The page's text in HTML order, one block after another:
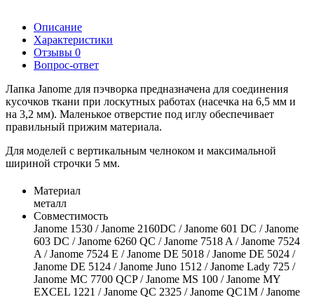
Описание
Характеристики
Отзывы 0
Вопрос-ответ
Лапка Janome для пэчворка предназначена для соединения
кусочков ткани при лоскутных работах (насечка на 6,5 мм и
на 3,2 мм). Маленькое отверстие под иглу обеспечивает
правильный прижим материала.
Для моделей с вертикальным челноком и максимальной
шириной строчки 5 мм.
Материал
металл
Совместимость
Janome 1530 / Janome 2160DC / Janome 601 DC / Janome
603 DC / Janome 6260 QC / Janome 7518 A / Janome 7524
A / Janome 7524 E / Janome DE 5018 / Janome DE 5024 /
Janome DE 5124 / Janome Juno 1512 / Janome Lady 725 /
Janome MC 7700 QCP / Janome MS 100 / Janome MY
EXCEL 1221 / Janome QC 2325 / Janome QC1M / Janome